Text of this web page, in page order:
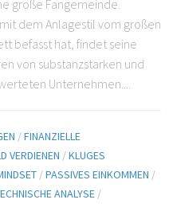
große Fangemeinde.
dem Anlagestil vom großen
befasst hat, findet seine
von substanzstarken und
Unternehmen....
/FINANZIELLE
VERDIENEN /KLUGES
/PASSIVES EINKOMMEN /
ANALYSE /